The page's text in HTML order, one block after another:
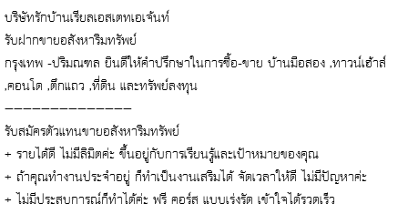
บริษัทรักบ้านเรียลเอสเตทเอเจ้นท์
รับฝากขายอสังหาริมทรัพย์
กรุงเทพ -ปริมณฑล ยินดีให้คำปรึกษาในการซื้อ-ขาย บ้านมือสอง ,ทาวน์เฮ้าส์
,คอนโด ,ตึกแถว ,ที่ดิน และทรัพย์ลงทุน
——————————————
รับสมัครตัวแทนขายอสังหาริมทรัพย์
+ รายได้ดี ไม่มีลิมิตค่ะ ขึ้นอยู่กับการเรียนรู้และเป้าหมายของคุณ
+ ถ้าคุณทำงานประจำอยู่ ก็ทำเป็นงานเสริมได้ จัดเวลาให้ดี ไม่มีปัญหาค่ะ
+ ไม่มีประสบการณ์ก็ทำได้ค่ะ ฟรี คอร์ส แบบเร่งรัด เข้าใจได้รวดเร็ว